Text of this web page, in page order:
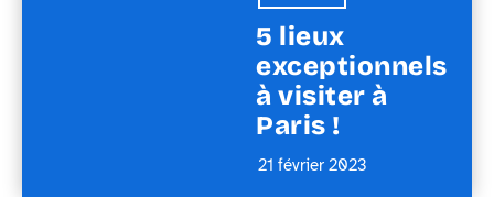
5 lieux
exceptionnels
à visiter à
Paris !
21 février 2023